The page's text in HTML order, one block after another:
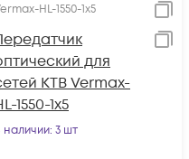
HL-1550-1x5
для
КТВ Vermax-
1550-1x5
наличии: 3 шт